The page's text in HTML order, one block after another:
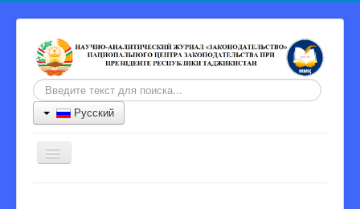
Искать...
Русский
Включить/
выключить